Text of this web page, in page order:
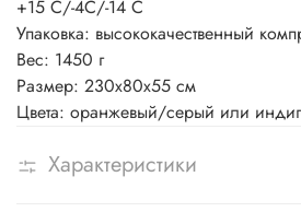
+15 С/-4С/-14 С
Упаковка: высококачественный
Вес: 1450 г
Размер: 230x80х55 см
Цвета: оранжевый/серый или
Характеристики